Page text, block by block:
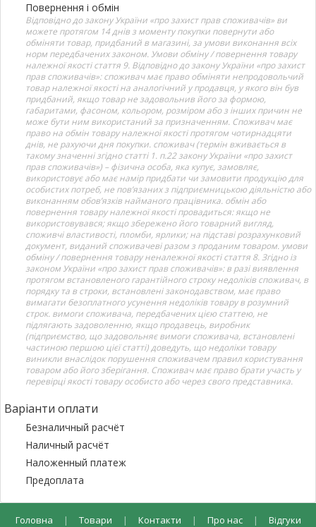
Повернення і обмін
Відповідно до закону України «про захист прав споживачів» ви
можете протягом 14 днів з моменту покупки повернути або
обміняти товар, придбаний в магазині, за умови виконання всіх
норм передбачених законом. Умови обміну / повернення товару
належної якості стаття 9. Відповідно до закону України «про захист
прав споживачів»: споживач має право обміняти непродовольчий
товар належної якості на аналогічний у продавця, у якого він був
придбаний, якщо товар не задовольнив його за формою,
габаритами, фасоном, кольором, розміром або з інших причин не
може бути ним використаний за призначенням. Споживач має
право на обмін товару належної якості протягом чотирнадцяти
днів, не рахуючи дня покупки. споживач (термін вживається в
такому значенні згідно статті 1. п.22 закону України «про захист
прав споживачів») – фізична особа, яка купує, замовляє,
використовує або має намір придбати чи замовити продукцію для
особистих потреб, не пов’язаних з підприємницькою діяльністю або
виконанням обов’язків найманого працівника. обмін або
повернення товару належної якості провадиться: якщо не
використовувався; якщо збережено його товарний вигляд,
споживчі властивості, пломби, ярлики; на підставі розрахунковий
документ, виданий споживачеві разом з проданим товаром. умови
обміну / повернення товару неналежної якості стаття 8. Згідно із
законом України «про захист прав споживачів»: в разі виявлення
протягом встановленого гарантійного строку недоліків споживач, в
порядку та в строки, встановлені законодавством, має право
вимагати безоплатного усунення недоліків товару в розумний
строк. вимоги споживача, передбачених цією статтею, не
підлягають задоволенню, якщо продавець, виробник
(підприємство, що задовольняє вимоги споживача, встановлені
частиною першою цієї статті) доведуть, що недоліки товару
виникли внаслідок порушення споживачем правил користування
товаром або його зберігання. Споживач має право брати участь у
перевірці якості товару особисто або через свого представника.
Варіанти оплати
Безналичный расчёт
Наличный расчёт
Наложенный платеж
Предоплата
Головна | Товари | Контакти | Про нас | Відгуки